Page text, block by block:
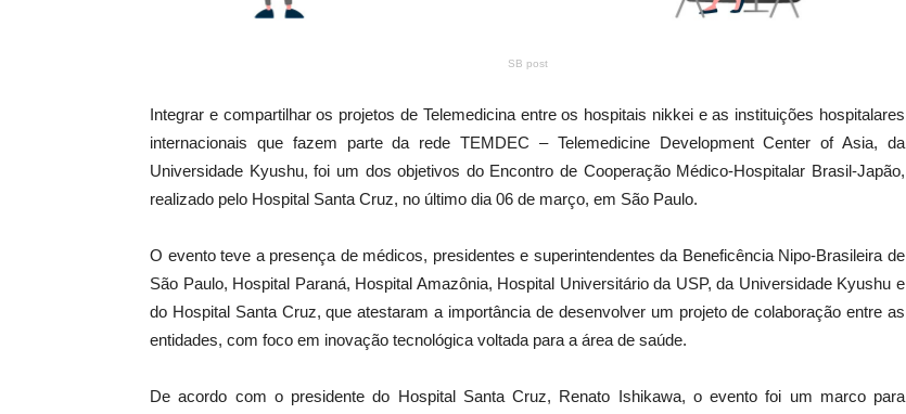
SB post
Integrar e compartilhar os projetos de Telemedicina entre os hospitais nikkei e as instituições hospitalares
internacionais que fazem parte da rede TEMDEC – Telemedicine Development Center of Asia, da
Universidade Kyushu, foi um dos objetivos do Encontro de Cooperação Médico-Hospitalar Brasil-Japão,
realizado pelo Hospital Santa Cruz, no último dia 06 de março, em São Paulo.
O evento teve a presença de médicos, presidentes e superintendentes da Beneficência Nipo-Brasileira de
São Paulo, Hospital Paraná, Hospital Amazônia, Hospital Universitário da USP, da Universidade Kyushu e
do Hospital Santa Cruz, que atestaram a importância de desenvolver um projeto de colaboração entre as
entidades, com foco em inovação tecnológica voltada para a área de saúde.
De acordo com o presidente do Hospital Santa Cruz, Renato Ishikawa, o evento foi um marco para